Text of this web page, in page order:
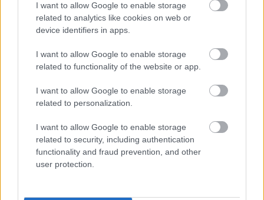
I want to allow Google to enable storage
related to analytics like cookies on web or
device identifiers in apps.
I want to allow Google to enable storage
related to functionality of the website or app.
I want to allow Google to enable storage
related to personalization.
I want to allow Google to enable storage
related to security, including authentication
functionality and fraud prevention, and other
user protection.
Πώς επηρεάζει τους μυς και τα οστά ένα συμπλήρωμα